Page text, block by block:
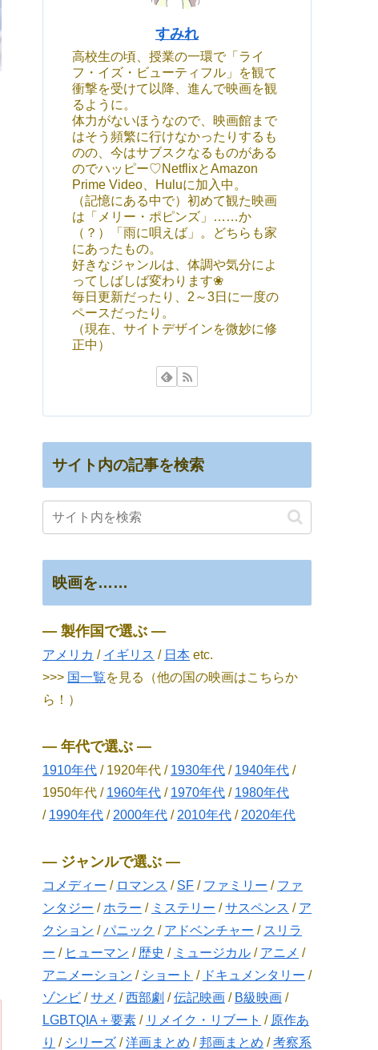
すみれ
高校生の頃、授業の一環で「ライ
フ・イズ・ビューティフル」を観て
衝撃を受けて以降、進んで映画を観
るように。
体力がないほうなので、映画館まで
はそう頻繁に行けなかったりするも
のの、今はサブスクなるものがある
のでハッピー♡NetflixとAmazon
Prime Video、Huluに加入中。
（記憶にある中で）初めて観た映画
は「メリー・ポピンズ」……か
（？）「雨に唄えば」。どちらも家
にあったもの。
好きなジャンルは、体調や気分によ
ってしばしば変わります❀
毎日更新だったり、2～3日に一度の
ペースだったり。
（現在、サイトデザインを微妙に修
正中）
サイト内の記事を検索
映画を……
― 製作国で選ぶ ―
アメリカ / イギリス / 日本 etc.
>>> 国一覧を見る（他の国の映画はこちらか
ら！）
― 年代で選ぶ ―
1910年代 / 1920年代 / 1930年代 / 1940年代 /
1950年代 / 1960年代 / 1970年代 / 1980年代
/ 1990年代 / 2000年代 / 2010年代 / 2020年代
― ジャンルで選ぶ ―
コメディー / ロマンス / SF / ファミリー / ファ
ンタジー / ホラー / ミステリー /サスペンス / ア
クション /パニック / アドベンチャー / スリラ
ー / ヒューマン / 歴史 / ミュージカル / アニメ /
アニメーション / ショート / ドキュメンタリー /
ゾンビ /サメ /西部劇 /伝記映画 / B級映画 /
LGBTQIA＋要素 / リメイク・リブート / 原作あ
り / シリーズ /洋画まとめ /邦画まとめ /考察系